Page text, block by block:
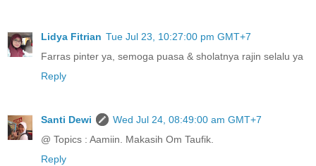
Lidya Fitrian Tue Jul 23, 10:27:00 pm GMT+7
Farras pinter ya, semoga puasa & sholatnya rajin selalu ya
Reply
Santi Dewi
Wed Jul 24, 08:49:00 am GMT+7
@ Topics : Aamiin. Makasih Om Taufik.
Reply